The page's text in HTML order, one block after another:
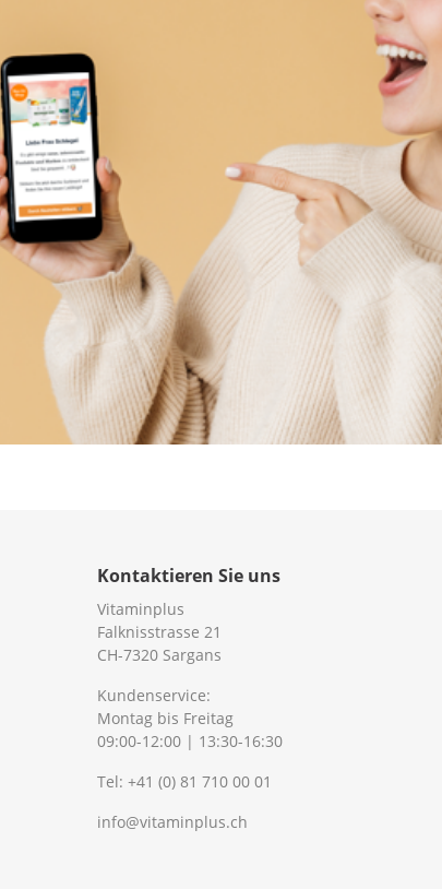
Kontaktieren Sie uns
Vitaminplus
Falknisstrasse 21
CH-7320 Sargans
Kundenservice:
Montag bis Freitag
09:00-12:00 | 13:30-16:30
Tel: +41 (0) 81 710 00 01
info@vitaminplus.ch